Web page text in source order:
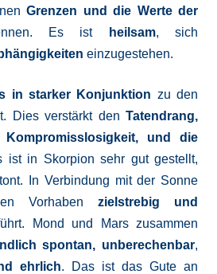
Grenzen und die Werte der
Es ist heilsam, sich
einzugestehen.
in starker Konjunktion zu den
Dies verstärkt den Tatendrang,
und die
ist in Skorpion sehr gut gestellt,
In Verbindung mit der Sonne
Vorhaben zielstrebig und
Mond und Mars zusammen
spontan, unberechenbar,
ehrlich. Das ist das Gute an